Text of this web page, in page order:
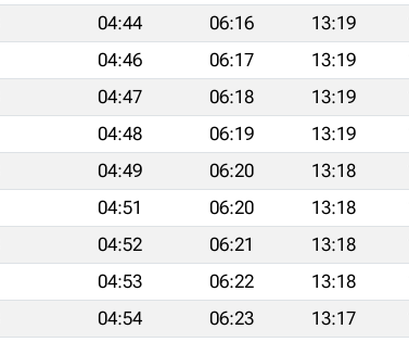
04:44 06:16 13:19
04:46 06:17 13:19
04:47 06:18 13:19
04:48 06:19 13:19
04:49 06:20 13:18
04:51 06:20 13:18
04:52 06:21 13:18
04:53 06:22 13:18
04:54 06:23 13:17